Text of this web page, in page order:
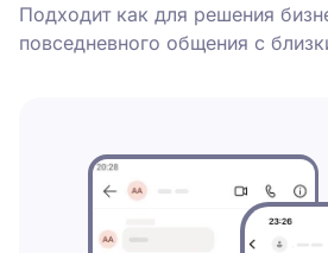
Подходит как для решения
повседневного общения с